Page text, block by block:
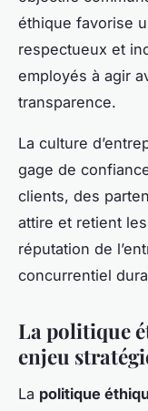
éthique favorise
respectueux et
employés à agir
transparence.
La culture
gage de
clients, des
attire et retient
réputation de
concurrentiel
La politique
enjeu
La politique